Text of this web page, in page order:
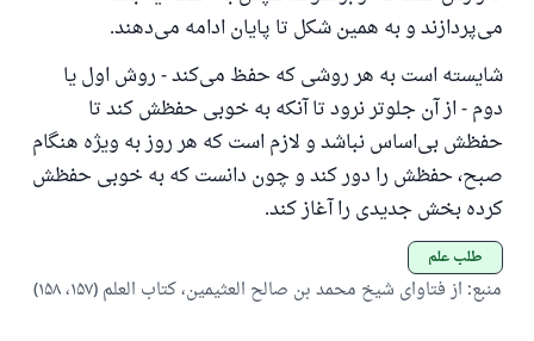
می‌پردازند و به همین شکل تا پایان ادامه می‌دهند.
شایسته است به هر روشی که حفظ می‌کند - روش اول یا
دوم - از آن جلوتر نرود تا آنکه به خوبی حفظش کند تا
حفظش بی‌اساس نباشد و لازم است که هر روز به ویژه هنگام
صبح، حفظش را دور کند و چون دانست که به خوبی حفظش
کرده بخش جدیدی را آغاز کند.
طلب علم
منبع: از فتاوای شیخ محمد بن صالح العثیمین، کتاب العلم (۱۵۷، ۱۵۸)
یاری می‌دهد.
رسول الله صلی الله علیه وسلم می‌فرماید
آنکه به سوی خیری راهنمایی کند مانند پاداش انجام
دهنده‌اش را خواهد داشت
(مسلم: ۱۸۹۳)